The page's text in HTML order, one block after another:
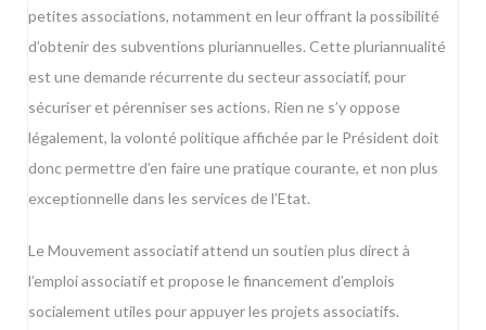
petites associations, notamment en leur offrant la possibilité
d’obtenir des subventions pluriannuelles. Cette pluriannualité
est une demande récurrente du secteur associatif, pour
sécuriser et pérenniser ses actions. Rien ne s’y oppose
légalement, la volonté politique affichée par le Président doit
donc permettre d’en faire une pratique courante, et non plus
exceptionnelle dans les services de l’Etat.
Le Mouvement associatif attend un soutien plus direct à
l’emploi associatif et propose le financement d’emplois
socialement utiles pour appuyer les projets associatifs.